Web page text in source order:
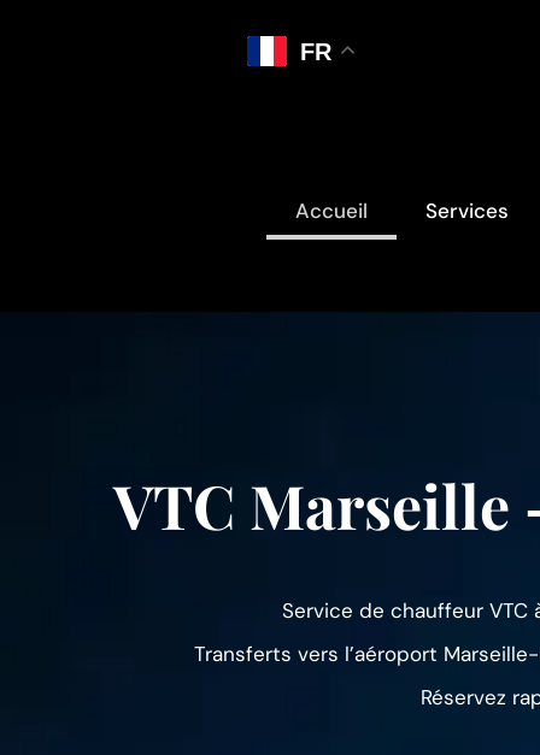
FR
Accueil Services
VTC Marseille
Service de chauffeur
Transferts vers l’aéroport
Réservez